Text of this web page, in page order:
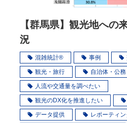
【群馬県】観光地への
況
混雑統計® 事例
観光・旅行 自治体・公務
人流や交通量を調べたい
観光のDX化を推進したい
データ提供 レポーティ